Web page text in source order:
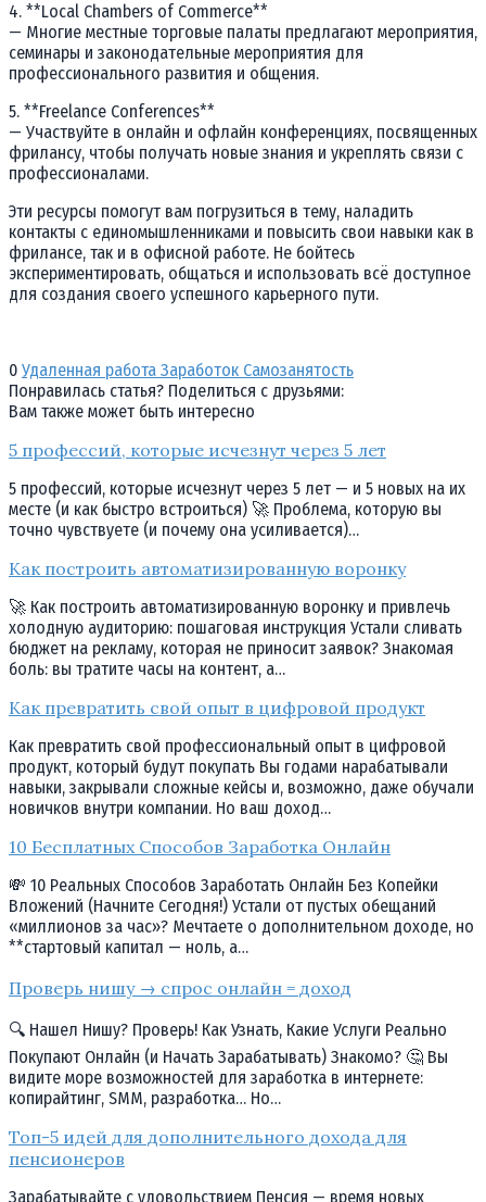
4. **Local Chambers of Commerce**
— Многие местные торговые палаты предлагают мероприятия,
семинары и законодательные мероприятия для
профессионального развития и общения.
5. **Freelance Conferences**
— Участвуйте в онлайн и офлайн конференциях, посвященных
фрилансу, чтобы получать новые знания и укреплять связи с
профессионалами.
Эти ресурсы помогут вам погрузиться в тему, наладить
контакты с единомышленниками и повысить свои навыки как в
фрилансе, так и в офисной работе. Не бойтесь
экспериментировать, общаться и использовать всё доступное
для создания своего успешного карьерного пути.
0 Удаленная работа Заработок Самозанятость
Понравилась статья? Поделиться с друзьями:
Вам также может быть интересно
5 профессий, которые исчезнут через 5 лет
5 профессий, которые исчезнут через 5 лет — и 5 новых на их
месте (и как быстро встроиться) 🚀 Проблема, которую вы
точно чувствуете (и почему она усиливается)…
Как построить автоматизированную воронку
🚀 Как построить автоматизированную воронку и привлечь
холодную аудиторию: пошаговая инструкция Устали сливать
бюджет на рекламу, которая не приносит заявок? Знакомая
боль: вы тратите часы на контент, а…
Как превратить свой опыт в цифровой продукт
Как превратить свой профессиональный опыт в цифровой
продукт, который будут покупать Вы годами нарабатывали
навыки, закрывали сложные кейсы и, возможно, даже обучали
новичков внутри компании. Но ваш доход…
10 Бесплатных Способов Заработка Онлайн
💸 10 Реальных Способов Заработать Онлайн Без Копейки
Вложений (Начните Сегодня!) Устали от пустых обещаний
«миллионов за час»? Мечтаете о дополнительном доходе, но
**стартовый капитал — ноль, а…
Проверь нишу → спрос онлайн = доход
🔍 Нашел Нишу? Проверь! Как Узнать, Какие Услуги Реально
Покупают Онлайн (и Начать Зарабатывать) Знакомо? 🤔 Вы
видите море возможностей для заработка в интернете:
копирайтинг, SMM, разработка… Но…
Топ-5 идей для дополнительного дохода для
пенсионеров
Зарабатывайте с удовольствием Пенсия — время новых